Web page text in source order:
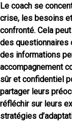
Le coach se
crise, les besoins
confronté. Cela
des questionnaires
des informations
accompagnement
sûr et confidentiel
partager leurs
réfléchir sur leurs
stratégies